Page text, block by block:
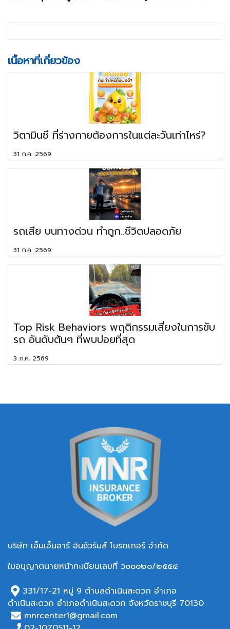
เนื้อหาที่เกี่ยวข้อง
วิตามินซี ที่ร่างกายต้องการในแต่ละวันเท่าไหร่?
31 ก.ค. 2569
รถเสีย บนทางด่วน ทำถูก..ชีวิตปลอดภัย
31 ก.ค. 2569
Top Risk Behaviors พฤติกรรมเสี่ยงในการขับ
รถ อันดับต้นๆ ที่พบบ่อยที่สุด
3 ก.ค. 2569
บริษัท เอ็มเอ็นอาร์ อินชัวรันส์ โบรกเกอร์ จำกัด
ใบอนุญาตนายหน้าทะเบียนเลขที่ ว๐๐๐๒๐/๒๕๕๕
331/17-21 หมู่ 9 ตำบลดำเนินสะดวก อำเภอ
ดำเนินสะดวก อำเภอดำเนินสะดวก จังหวัดราชบุรี 70130
mnrcenter1@gmail.com